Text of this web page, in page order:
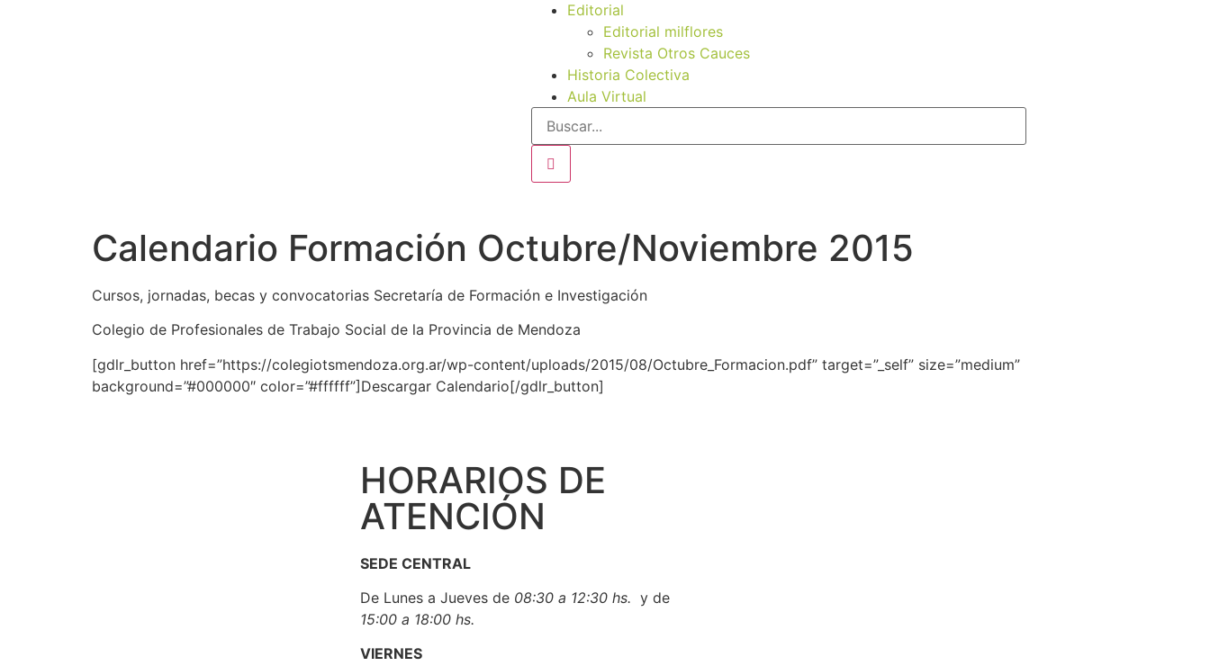
Editorial
Editorial milflores
Revista Otros Cauces
Historia Colectiva
Aula Virtual
Calendario Formación Octubre/Noviembre 2015
Cursos, jornadas, becas y convocatorias Secretaría de Formación e Investigación
Colegio de Profesionales de Trabajo Social de la Provincia de Mendoza
[gdlr_button href=”https://colegiotsmendoza.org.ar/wp-content/uploads/2015/08/Octubre_Formacion.pdf” target=”_self” size=”medium”
background=”#000000″ color=”#ffffff”]Descargar Calendario[/gdlr_button]
HORARIOS DE
ATENCIÓN
SEDE CENTRAL
De Lunes a Jueves de 08:30 a 12:30 hs. y de
15:00 a 18:00 hs.
VIERNES